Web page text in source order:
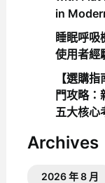
in
睡眠呼吸
使用者經
【選購
門攻略：
五大核心
Archives
2026 年 8 月